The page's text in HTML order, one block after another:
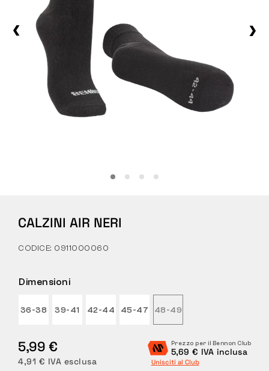
Outdoor
Calzature casual
Tattiche
CHI SIAMO
BLOG
LABORATORIO BENNON
NEGOZIO CON BISTROT
RESI
CALZINI AIR NERI
CODICE: 0911000060
Dimensioni
36-38 39-41 42-44 45-47 48-49
5,99 €
4,91 € IVA esclusa
Prezzo per il Bennon Club
5,69 € IVA inclusa
Unisciti al Club